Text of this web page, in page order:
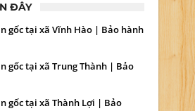
ĐÂY
gốc tại xã Vĩnh Hào | Bảo hành
gốc tại xã Trung Thành | Bảo
gốc tại xã Thành Lợi | Bảo